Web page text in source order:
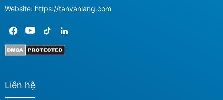
Website: https://tanvanlang.com
Liên hệ